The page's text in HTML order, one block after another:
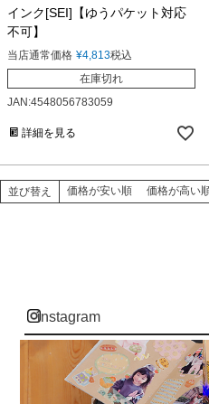
インク[SEI]【ゆうパケット対応
不可】
当店通常価格 ¥4,813税込
在庫切れ
JAN:4548056783059
詳細を見る
並び替え 価格が安い順 価格が高い
instagram